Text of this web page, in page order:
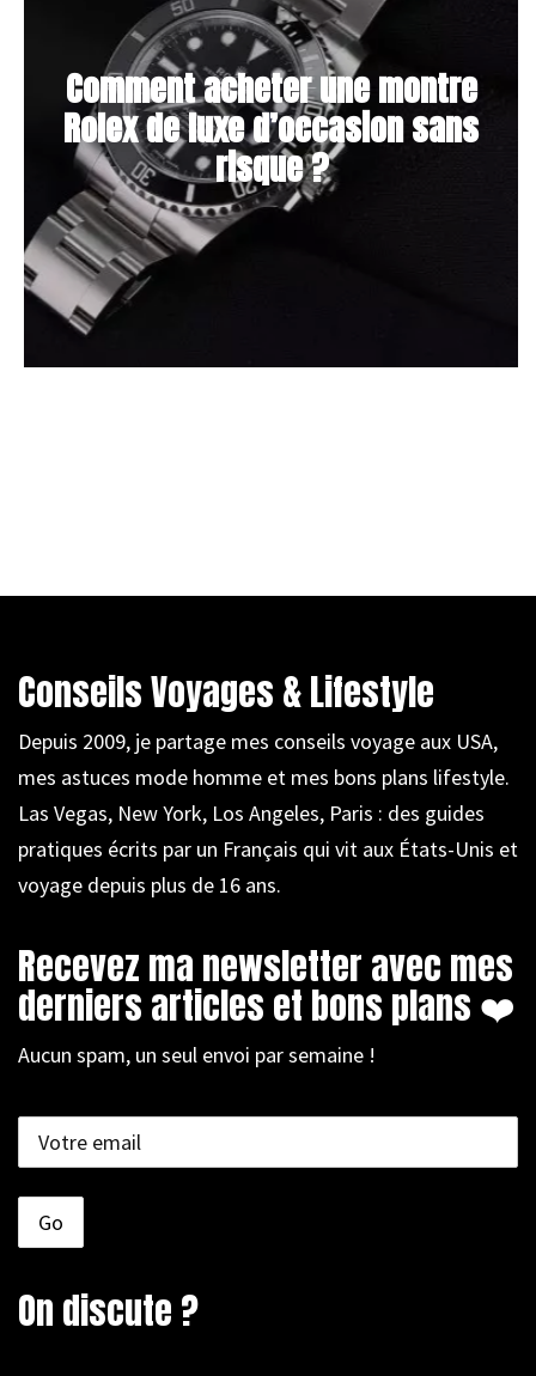
Comment acheter une montre
Rolex de luxe d’occasion sans
risque ?
Conseils Voyages & Lifestyle
Depuis 2009, je partage mes conseils voyage aux USA,
mes astuces mode homme et mes bons plans lifestyle.
Las Vegas, New York, Los Angeles, Paris : des guides
pratiques écrits par un Français qui vit aux États-Unis et
voyage depuis plus de 16 ans.
Recevez ma newsletter avec mes
derniers articles et bons plans ❤️
Aucun spam, un seul envoi par semaine !
On discute ?